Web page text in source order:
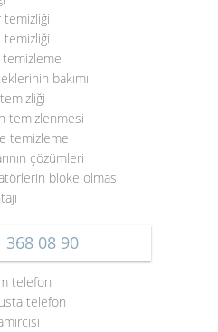
temizliği
temizleme
bakımı
temizlenmesi
temizleme
çözümleri
bloke olması
368 08 90
telefon
telefon